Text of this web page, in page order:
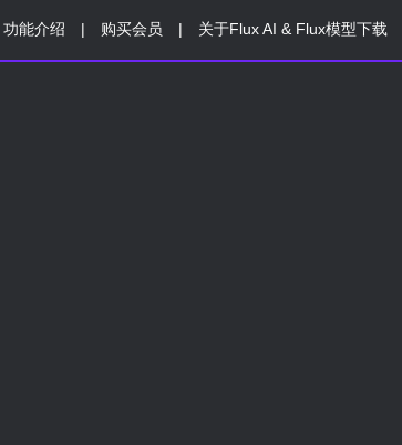
功能介绍 | 购买会员 | 关于Flux AI & Flux模型下载